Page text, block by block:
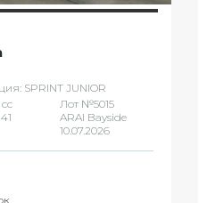
SPRINT JUNIOR
Лот №5015
ARAI Bayside
10.07.2026